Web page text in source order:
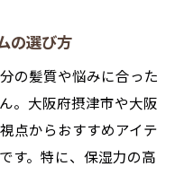
の選び方
の髪質や悩みに合った
。大阪府摂津市や大阪
点からおすすめアイテ
す。特に、保湿力の高